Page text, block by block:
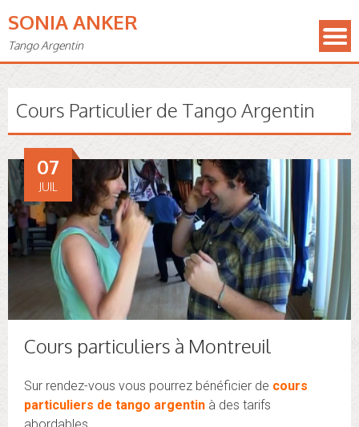
SONIA ANKER
Tango Argentin
Cours Particulier de Tango Argentin
Cours particuliers à Montreuil
07
JUIL
Sur rendez-vous vous pourrez bénéficier de cours
particuliers de tango argentin à des tarifs
abordables.